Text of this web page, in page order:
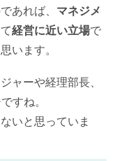
あれば、 マネジメ
経営に近い立場で
います。
ャーや経理部長、
すね。
いと思っていま